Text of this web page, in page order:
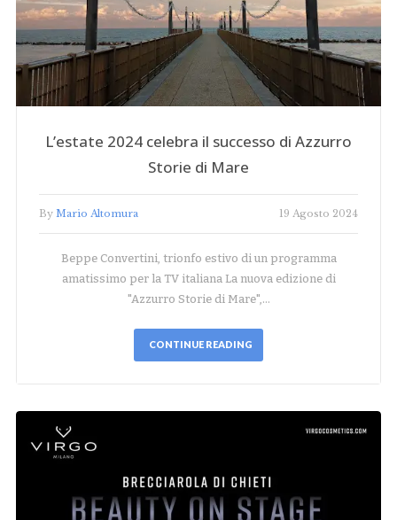
L’estate 2024 celebra il successo di Azzurro
Storie di Mare
By Mario Altomura 19 Agosto 2024
Beppe Convertini, trionfo estivo di un programma
amatissimo per la TV italiana La nuova edizione di
"Azzurro Storie di Mare",…
CONTINUE READING